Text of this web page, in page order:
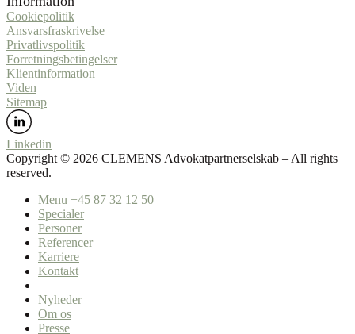
Cookiepolitik
Ansvarsfraskrivelse
Privatlivspolitik
Forretningsbetingelser
Klientinformation
Viden
Sitemap
Linkedin
Copyright ©️ 2026 CLEMENS Advokatpartnerselskab – All rights
reserved.
Menu +45 87 32 12 50
Specialer
Personer
Referencer
Karriere
Kontakt
Nyheder
Om os
Presse